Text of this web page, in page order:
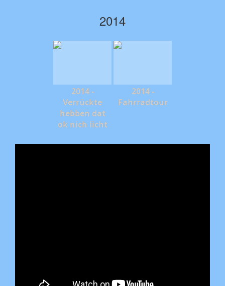
2014
2014 -
Verrückte
hebben dat
ok nich licht
2014 -
Fahrradtour